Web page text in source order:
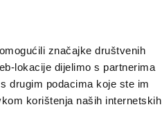
značajke društvenih
lokacije dijelimo s partnerima
drugim podacima koje ste im
korištenja naših internetskih